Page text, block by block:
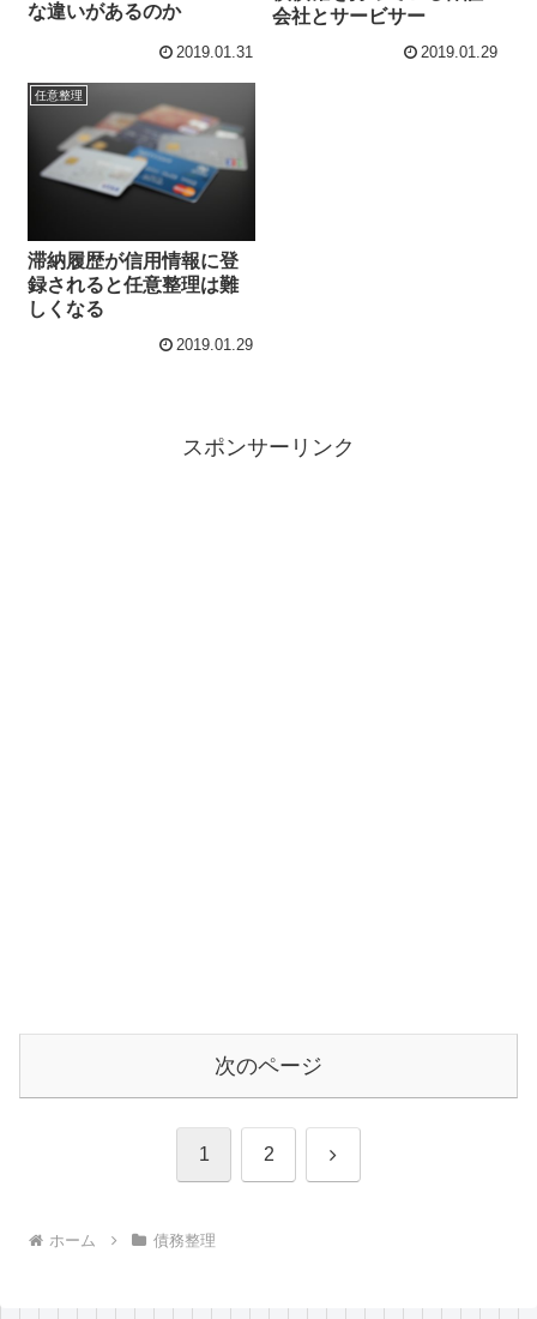
な違いがあるのか
2019.01.31
会社とサービサー
2019.01.29
任意整理
滞納履歴が信用情報に登
録されると任意整理は難
しくなる
2019.01.29
スポンサーリンク
次のページ
1 2 次
ホーム 債務整理